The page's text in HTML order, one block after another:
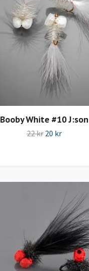
Booby White #10 J:son
22 kr 20 kr